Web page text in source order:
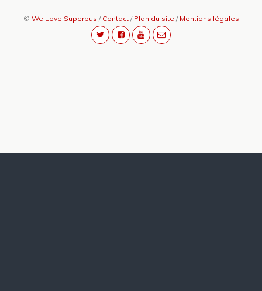
© We Love Superbus / Contact/ Plan du site / Mentions légales